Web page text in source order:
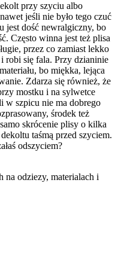
przy szyciu albo
jeśli nie było tego czuć
jest dość newralgiczny, bo
Często winna jest też plisa
przez co zamiast lekko
robi się fala. Przy dzianinie
bo miękka, lejąca
Zdarza się również, że
mostku i na sylwetce
w szpicu nie ma dobrego
środek też
skrócenie plisy o kilka
taśmą przed szyciem.
odszyciem?
na odziezy, materialach i